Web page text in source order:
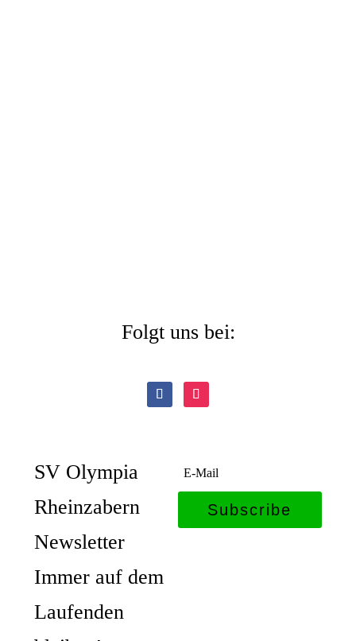
Folgt uns bei:
SV Olympia
Rheinzabern
Newsletter
Immer auf dem
Laufenden
Subscribe